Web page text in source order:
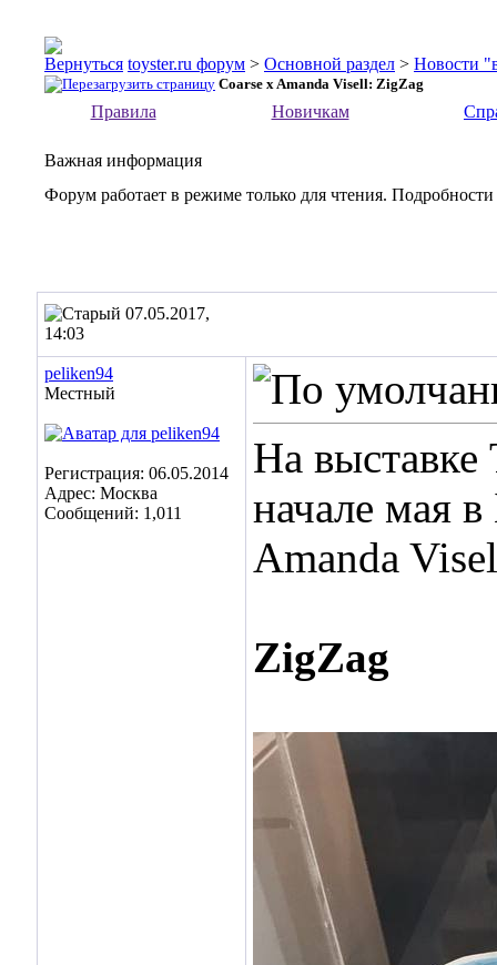
toyster.ru форум > Основной раздел > Новости
Coarse x Amanda Visell: ZigZag
Правила Новичкам
Важная информация
Форум работает в режиме только для чтения.
07.05.2017,
14:03
peliken94
Местный
Регистрация: 06.05.2014
Адрес: Москва
Сообщений: 1,011
На
начале мая
Amanda
ZigZag